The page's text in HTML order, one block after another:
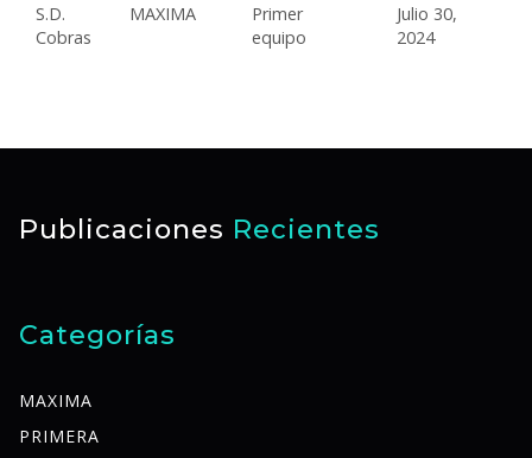
S.D.
Cobras
MAXIMA
Primer
equipo
Julio 30,
2024
Publicaciones Recientes
Categorías
MAXIMA
PRIMERA